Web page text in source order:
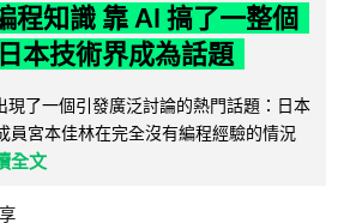
程知識 靠 AI 搞了一整個
本技術界成為話題
現了一個引發廣泛討論的熱門話題：日本
員宮本佳林在完全沒有編程經驗的情況
全文